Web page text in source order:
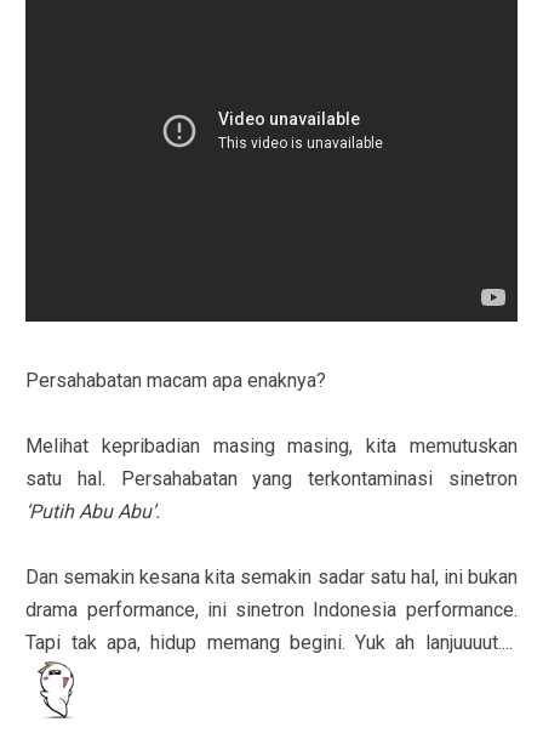
Persahabatan macam apa enaknya?
Melihat kepribadian masing masing, kita memutuskan
satu hal. Persahabatan yang terkontaminasi sinetron
‘Putih Abu Abu’.
Dan semakin kesana kita semakin sadar satu hal, ini bukan
drama performance, ini sinetron Indonesia performance.
Tapi tak apa, hidup memang begini. Yuk ah lanjuuuut....